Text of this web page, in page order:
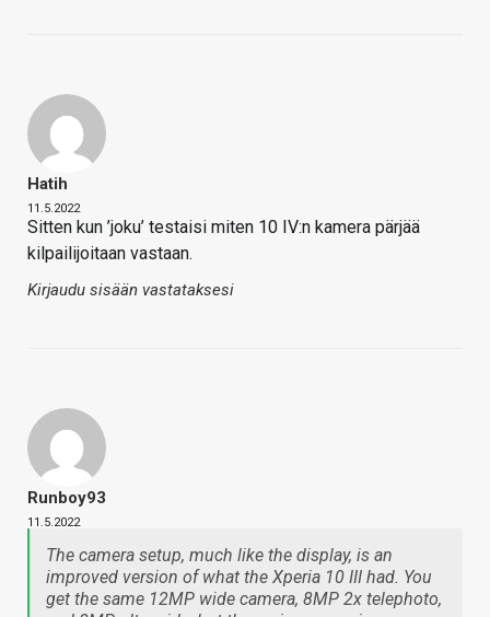
Hatih
11.5.2022
Sitten kun ’joku’ testaisi miten 10 IV:n kamera pärjää
kilpailijoitaan vastaan.
Kirjaudu sisään vastataksesi
Runboy93
11.5.2022
The camera setup, much like the display, is an
improved version of what the Xperia 10 III had. You
get the same 12MP wide camera, 8MP 2x telephoto,